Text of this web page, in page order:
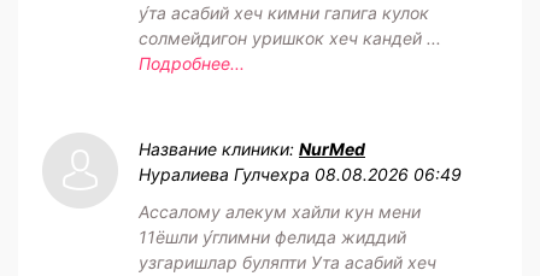
у́та асабий хеч кимни гапига кулок
солмейдигон уришкок хеч кандей ...
Подробнее...
Название клиники: NurMed
Нуралиева Гулчехра 08.08.2026 06:49
Ассалому алекум хайли кун мени
11ёшли у́глимни фелида жиддий
узгаришлар буляпти Ута асабий хеч